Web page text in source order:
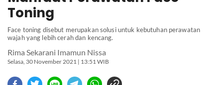
Toning
Face toning disebut merupakan solusi untuk kebutuhan perawatan
wajah yang lebih cerah dan kencang.
Rima Sekarani Imamun Nissa
Selasa, 30 November 2021 | 13:51 WIB